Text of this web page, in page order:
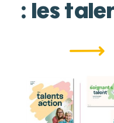
: les